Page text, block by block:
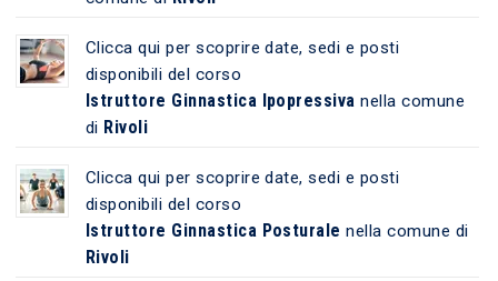
Clicca qui per scoprire date, sedi e posti
disponibili del corso
Istruttore Ginnastica Ipopressiva nella comune
di Rivoli
Clicca qui per scoprire date, sedi e posti
disponibili del corso
Istruttore Ginnastica Posturale nella comune di
Rivoli